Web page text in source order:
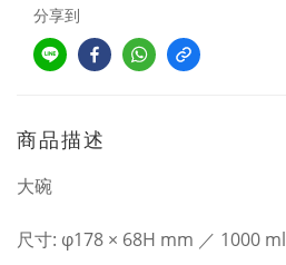
分享到
商品描述
大碗
尺寸: φ178 × 68H mm ／ 1000 ml